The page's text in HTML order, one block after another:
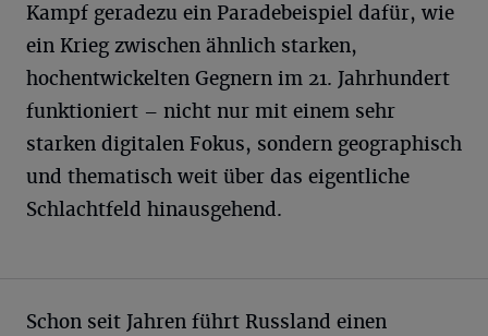
Kampf geradezu ein Paradebeispiel dafür, wie
ein Krieg zwischen ähnlich starken,
hochentwickelten Gegnern im 21. Jahrhundert
funktioniert – nicht nur mit einem sehr
starken digitalen Fokus, sondern geographisch
und thematisch weit über das eigentliche
Schlachtfeld hinausgehend.
Schon seit Jahren führt Russland einen